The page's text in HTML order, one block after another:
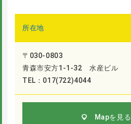
所在地
〒030-0803
青森市安方1-1-32 水産ビル
TEL：017(722)4044
Mapを見る